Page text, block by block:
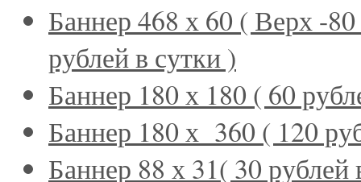
Баннер 468 х 60 ( Верх -
рублей в сутки)
Баннер 180 х 180 ( 60
Баннер 180 х 360 ( 120
Баннер 88 х 31( 30 рублей